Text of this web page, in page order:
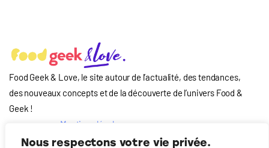
Nous respectons votre vie privée.
Food Geek & Love, le site autour de l’actualité, des tendances,
des nouveaux concepts et de la découverte de l’univers Food&
Geek !
Mentions légales
Qui-sommes nous